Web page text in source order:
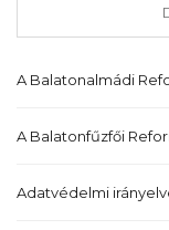
A Balatonalmádi
A Balatonfűzfői
Adatvédelmi